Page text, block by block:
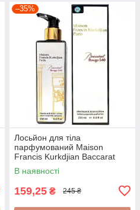
–35%
Лосьйон для тіла
парфумований Maison
Francis Kurkdjian Baccarat
Rouge 540 LUX Quality 250
мл
В наявності
159,25 ₴ 245 ₴